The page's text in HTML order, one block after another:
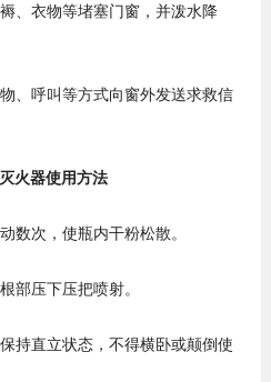
、衣物等堵塞门窗，并泼水降
、呼叫等方式向窗外发送求救信
火器使用方法
数次，使瓶内干粉松散。
部压下压把喷射。
持直立状态，不得横卧或颠倒使